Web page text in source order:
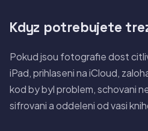
Kdyz potrebujete
Pokud jsou fotografie dost
iPad, prihlaseni na iCloud,
kod by byl problem, schovani
sifrovani a oddeleni od vasi